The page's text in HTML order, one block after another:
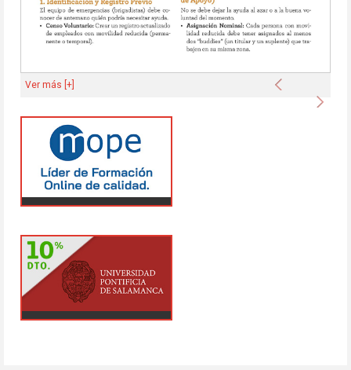
Anterior
Ver más [+]